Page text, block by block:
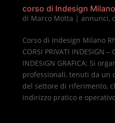
corso di Indesign
di Marco Motta | annunci,
Corso di Indesign Milano
CORSI PRIVATI INDESIGN –
INDESIGN GRAFICA: Si
professionali, tenuti da un
del settore di riferimento,
indirizzo pratico e